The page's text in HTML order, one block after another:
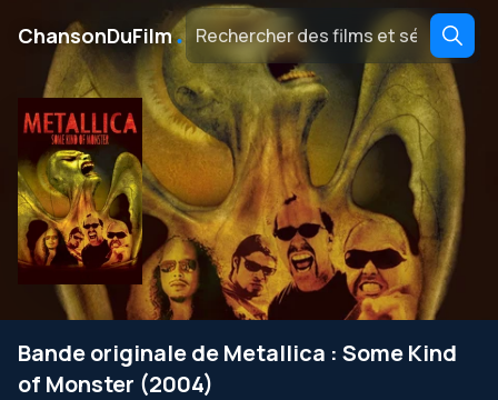
ChansonDuFilm․
Bande originale de Metallica : Some Kind
of Monster (2004)